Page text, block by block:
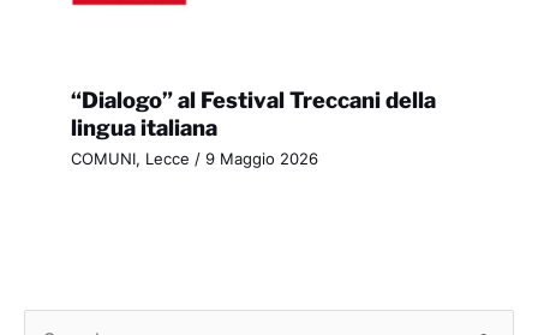
“Dialogo” al Festival Treccani della
lingua italiana
COMUNI, Lecce / 9 Maggio 2026